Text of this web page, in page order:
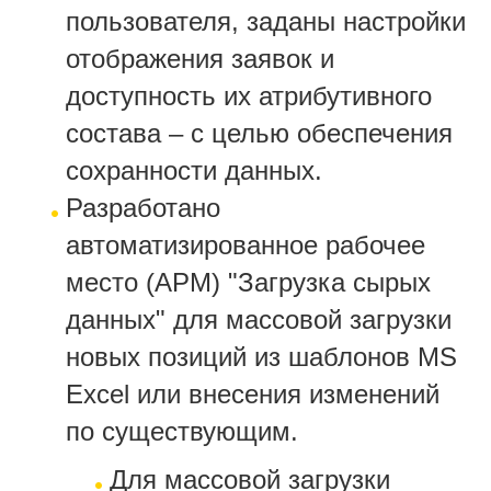
пользователя, заданы настройки
отображения заявок и
доступность их атрибутивного
состава – с целью обеспечения
сохранности данных.
Разработано
автоматизированное рабочее
место (АРМ) "Загрузка сырых
данных" для массовой загрузки
новых позиций из шаблонов MS
Excel или внесения изменений
по существующим.
Для массовой загрузки